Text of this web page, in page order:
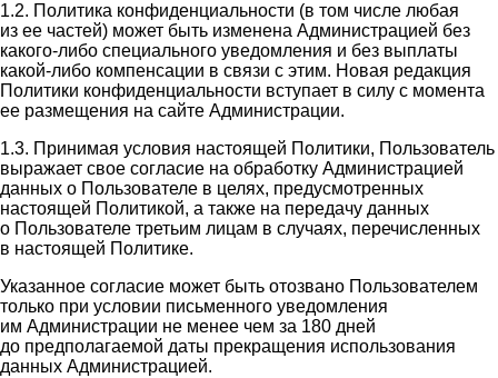
1.2. Политика конфиденциальности (в том числе любая
из ее частей) может быть изменена Администрацией без
какого-либо специального уведомления и без выплаты
какой-либо компенсации в связи с этим. Новая редакция
Политики конфиденциальности вступает в силу с момента
ее размещения на сайте Администрации.
1.3. Принимая условия настоящей Политики, Пользователь
выражает свое согласие на обработку Администрацией
данных о Пользователе в целях, предусмотренных
настоящей Политикой, а также на передачу данных
о Пользователе третьим лицам в случаях, перечисленных
в настоящей Политике.
Указанное согласие может быть отозвано Пользователем
только при условии письменного уведомления
им Администрации не менее чем за 180 дней
до предполагаемой даты прекращения использования
данных Администрацией.